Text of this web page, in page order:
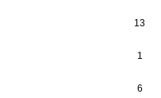
13
1
6